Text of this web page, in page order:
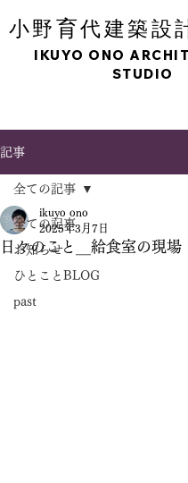
小野育代建築設
IKUYO ONO
STUDIO
記事
全ての記事
お知らせ
ひとことBLOG
past
全ての記事
日々のこと＿給食室の現場
ikuyo ono
2025年3月7日